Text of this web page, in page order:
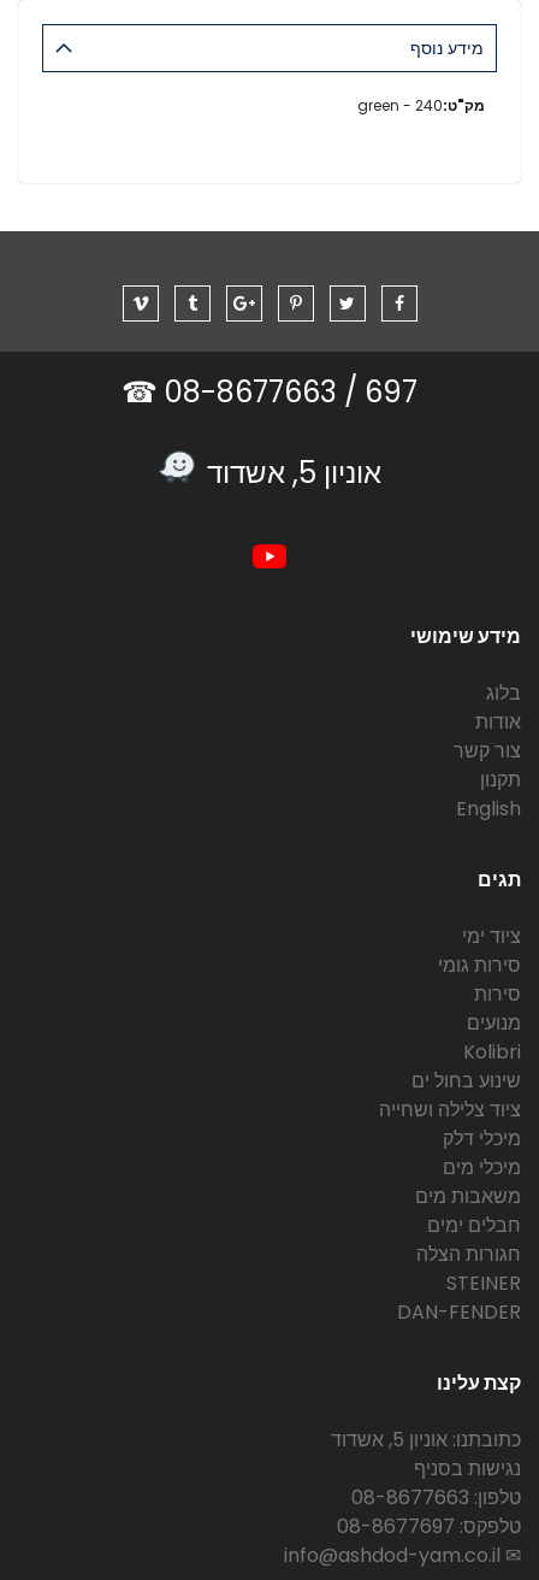
מידע נוסף
מידע
240 - green
697 /
אוניון 5, אשדוד
מידע שימושי
בלוג
אודות
צור קשר
תקנון
English
תגים
ציוד ימי
סירות גומי
סירות
מנועים
Kolibri
שינוע בחול ים
ציוד צלילה ושחייה
מיכלי דלק
מיכלי מים
משאבות מים
חבלים ימים
חגורות הצלה
STEINER
DAN-FENDER
קצת עלינו
כתובתנו: אוניון 5, אשדוד
נגישות בסניף
טלפון: 08-8677663
טלפקס: 08-8677697
✉ info@ashdod-yam.co.il